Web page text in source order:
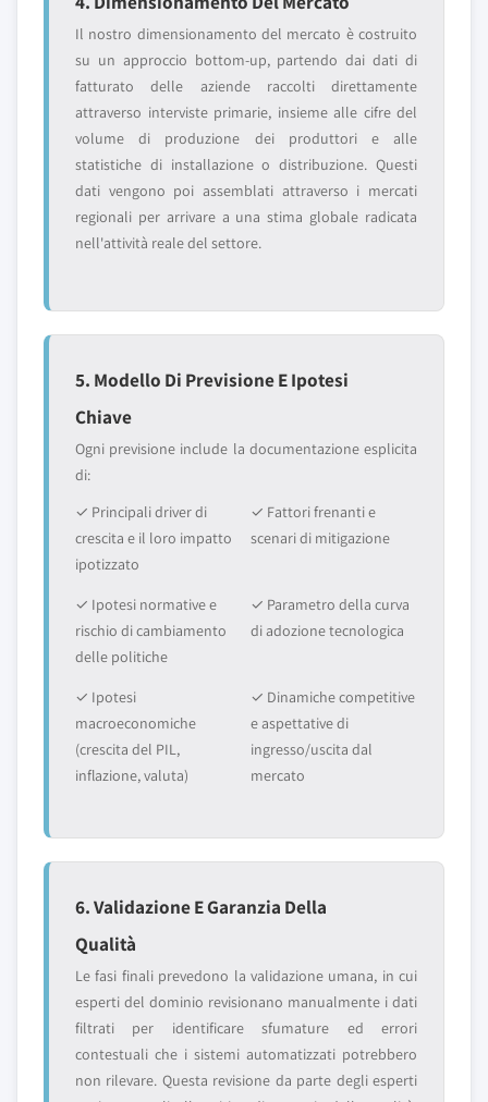
Il nostro dimensionamento del mercato è costruito
su un approccio bottom-up, partendo dai dati di
fatturato delle aziende raccolti direttamente
attraverso interviste primarie, insieme alle cifre del
volume di produzione dei produttori e alle
statistiche di installazione o distribuzione. Questi
dati vengono poi assemblati attraverso i mercati
regionali per arrivare a una stima globale radicata
nell'attività reale del settore.
5. Modello Di Previsione E Ipotesi
Chiave
Ogni previsione include la documentazione esplicita
di:
✓ Principali driver di
crescita e il loro impatto
ipotizzato
✓ Fattori frenanti e
scenari di mitigazione
✓ Ipotesi normative e
rischio di cambiamento
delle politiche
✓ Parametro della curva
di adozione tecnologica
✓ Ipotesi
macroeconomiche
(crescita del PIL,
inflazione, valuta)
✓ Dinamiche competitive
e aspettative di
ingresso/uscita dal
mercato
6. Validazione E Garanzia Della
Qualità
Le fasi finali prevedono la validazione umana, in cui
esperti del dominio revisionano manualmente i dati
filtrati per identificare sfumature ed errori
contestuali che i sistemi automatizzati potrebbero
non rilevare. Questa revisione da parte degli esperti